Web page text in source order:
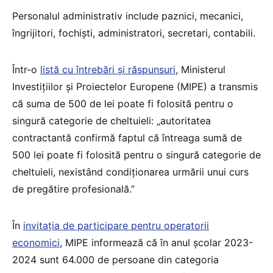
Personalul administrativ include paznici, mecanici,
îngrijitori, fochiști, administratori, secretari, contabili.
Într-o listă cu întrebări și răspunsuri, Ministerul
Investițiilor și Proiectelor Europene (MIPE) a transmis
că suma de 500 de lei poate fi folosită pentru o
singură categorie de cheltuieli: „autoritatea
contractantă confirmă faptul că întreaga sumă de
500 lei poate fi folosită pentru o singură categorie de
cheltuieli, nexistând condiționarea urmării unui curs
de pregătire profesională.”
În invitația de participare pentru operatorii
economici, MIPE informează că în anul școlar 2023-
2024 sunt 64.000 de persoane din categoria